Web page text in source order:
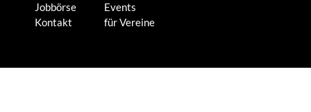
Jobbörse
Events
Kontakt
für Vereine